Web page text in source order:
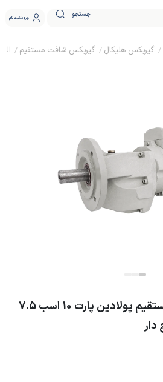
جستجو ورود ثبت نام
گیربکس هلیکال گیربکس شافت مستقیم
الکتروگیربکس شافت مستقیم پولادین پارت 10 اسب 7.5